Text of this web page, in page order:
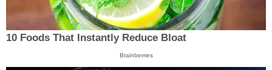
10 Foods That Instantly Reduce Bloat
Brainberries